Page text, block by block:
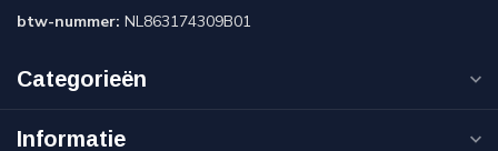
btw-nummer: NL863174309B01
Categorieën
Informatie